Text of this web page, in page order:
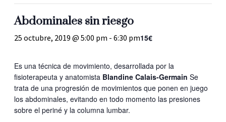
Abdominales sin riesgo
25 octubre, 2019 @ 5:00 pm - 6:30 pm15€
Es una técnica de movimiento, desarrollada por la
fisioterapeuta y anatomista Blandine Calais-Germain Se
trata de una progresión de movimientos que ponen en juego
los abdominales, evitando en todo momento las presiones
sobre el periné y la columna lumbar.